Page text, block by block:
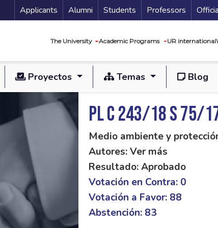
Menu Secundario
Applicants Alumni Students Professors
The University Academic Programs UR international
Proyectos Temas Blog
PL C 243/18 S 75/
Medio ambiente y
Autores: Ver más
Resultado: Aprobado
Votación en Contra: 0
Votación a Favor: 88
Abstención: 83